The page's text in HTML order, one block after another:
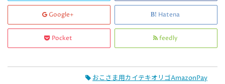
Google+ Hatena
Pocket feedly
おこさま用カイテキオリゴAmazonPay